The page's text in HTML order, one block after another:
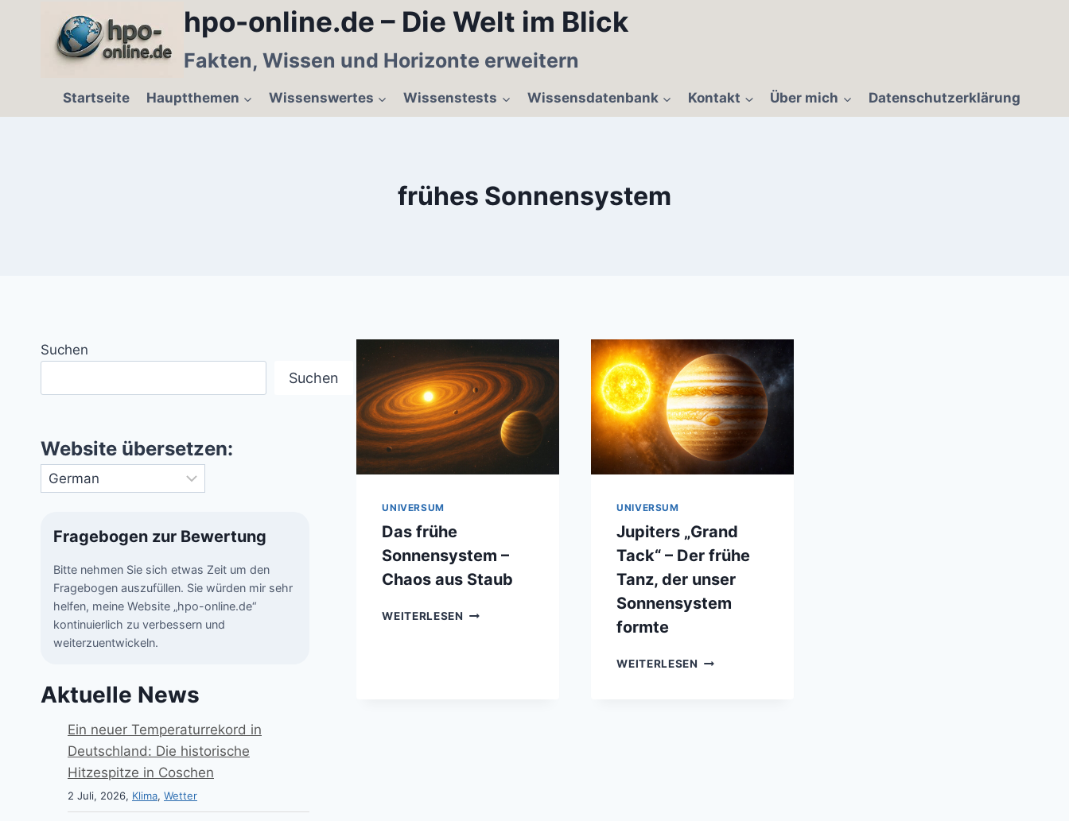
hpo-online.de – Die Welt im Blick
Fakten, Wissen und Horizonte erweitern
Startseite Hauptthemen Wissenswertes Wissenstests Wissensdatenbank Kontakt Über mich Datenschutzerklärung
frühes Sonnensystem
UNIVERSUM
Das frühe
Sonnensystem –
Chaos aus Staub
WEITERLESEN DAS
UNIVERSUM
Jupiters „Grand
Tack“ – Der frühe
Tanz, der unser
Sonnensystem
formte
WEITERLESEN JUPITERS
Suchen
Suchen
Website übersetzen:
Fragebogen zur Bewertung
Bitte nehmen Sie sich etwas Zeit um den
Fragebogen auszufüllen. Sie würden mir sehr
helfen, meine Website „hpo-online.de“
kontinuierlich zu verbessern und
weiterzuentwickeln.
Aktuelle News
Ein neuer Temperaturrekord in
Deutschland: Die historische
Hitzespitze in Coschen
2 Juli, 2026, Klima, Wetter